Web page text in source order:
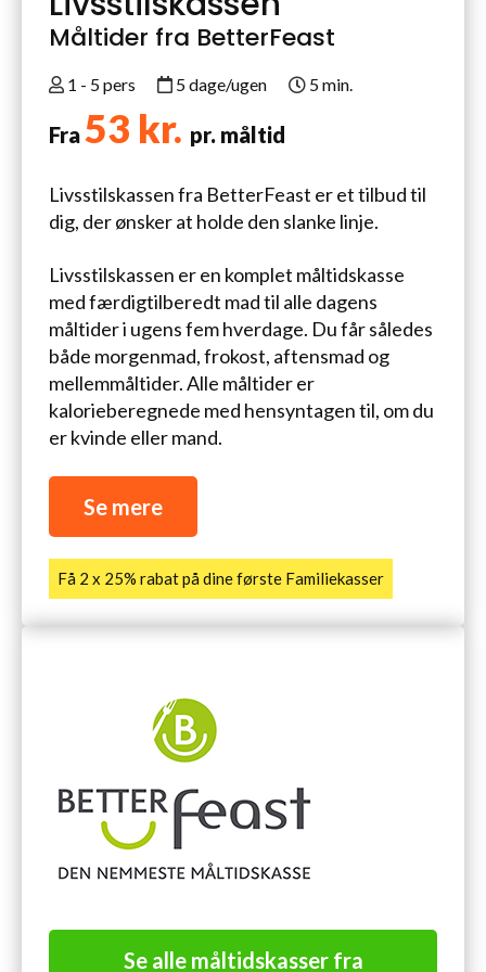
Måltider fra BetterFeast
1 - 5 pers 5 dage/ugen 5 min.
Fra53 kr. pr. måltid
Livsstilskassen fra BetterFeast er et tilbud til
dig, der ønsker at holde den slanke linje.
Livsstilskassen er en komplet måltidskasse
med færdigtilberedt mad til alle dagens
måltider i ugens fem hverdage. Du får således
både morgenmad, frokost, aftensmad og
mellemmåltider. Alle måltider er
kalorieberegnede med hensyntagen til, om du
er kvinde eller mand.
Se mere
Få 2 x 25% rabat på dine første Familiekasser
Se alle måltidskasser fra